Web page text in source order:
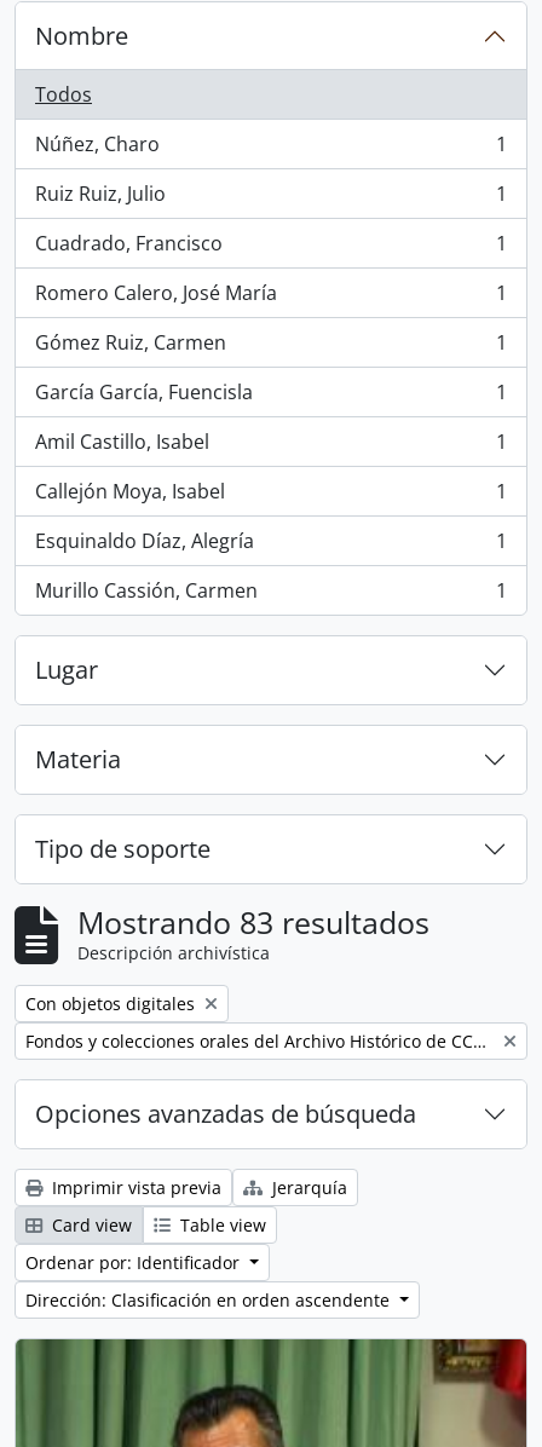
Nombre
Todos
Núñez, Charo
, 1 resultados
1
Ruiz Ruiz, Julio
, 1 resultados
1
Cuadrado, Francisco
, 1 resultados
1
Romero Calero, José María
, 1 resultados
1
Gómez Ruiz, Carmen
, 1 resultados
1
García García, Fuencisla
, 1 resultados
1
Amil Castillo, Isabel
, 1 resultados
1
Callejón Moya, Isabel
, 1 resultados
1
Esquinaldo Díaz, Alegría
, 1 resultados
1
Murillo Cassión, Carmen
, 1 resultados 1
Lugar
Materia
Tipo de soporte
Mostrando 83 resultados
Descripción archivística
Remove filter:
Con objetos digitales
Remove filter:
Fondos y colecciones orales del Archivo Histórico de CCOO de Andalucía
Opciones avanzadas de búsqueda
Imprimir vista previa
Jerarquía
Card view
Table view
Ordenar por: Identificador
Dirección: Clasificación en orden ascendente